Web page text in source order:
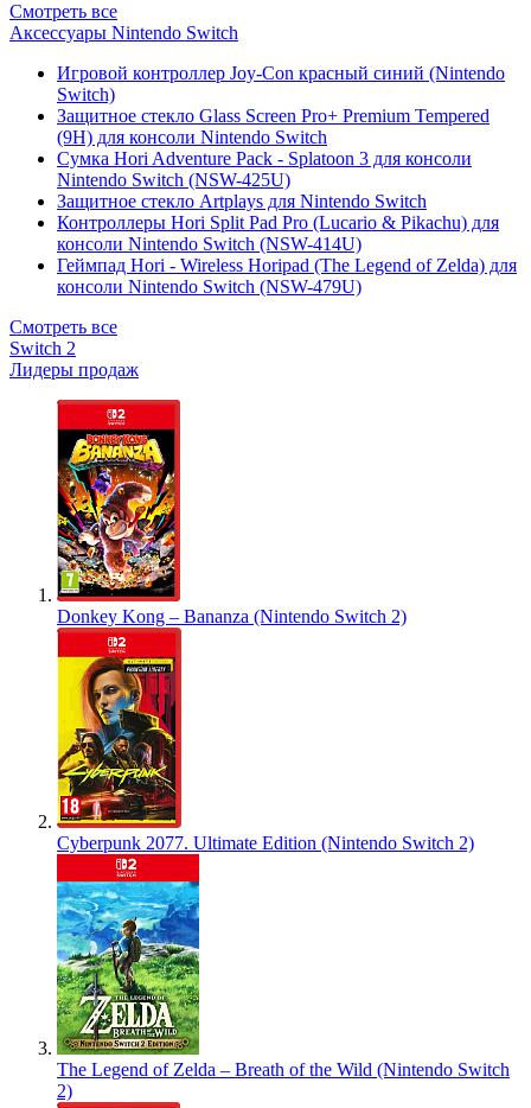
Смотреть все
Аксессуары Nintendo Switch
Игровой контроллер Joy-Con красный синий (Nintendo
Switch)
Защитное стекло Glass Screen Pro+ Premium Tempered
(9H) для консоли Nintendo Switch
Сумка Hori Adventure Pack - Splatoon 3 для консоли
Nintendo Switch (NSW-425U)
Защитное стекло Artplays для Nintendo Switch
Контроллеры Hori Split Pad Pro (Lucario & Pikachu) для
консоли Nintendo Switch (NSW-414U)
Геймпад Hori - Wireless Horipad (The Legend of Zelda) для
консоли Nintendo Switch (NSW-479U)
Смотреть все
Switch 2
Лидеры продаж
Donkey Kong – Bananza (Nintendo Switch 2)
Cyberpunk 2077. Ultimate Edition (Nintendo Switch 2)
The Legend of Zelda – Breath of the Wild (Nintendo Switch
2)